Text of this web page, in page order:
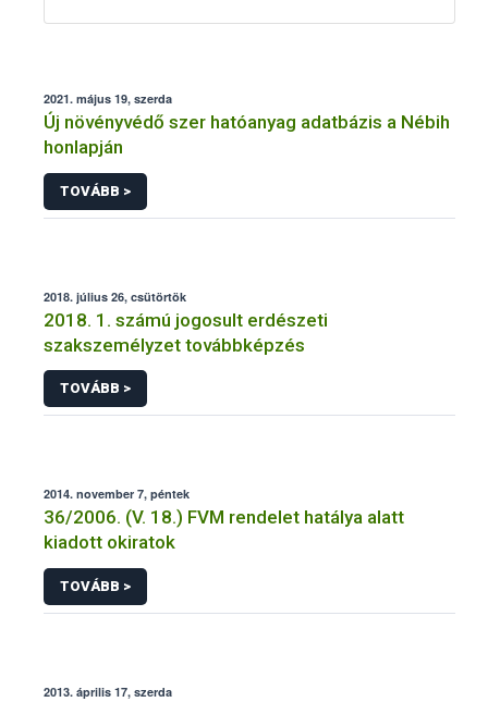
2021. május 19, szerda
Új növényvédő szer hatóanyag adatbázis a Nébih
honlapján
TOVÁBB >
2018. július 26, csütörtök
2018. 1. számú jogosult erdészeti
szakszemélyzet továbbképzés
TOVÁBB >
2014. november 7, péntek
36/2006. (V. 18.) FVM rendelet hatálya alatt
kiadott okiratok
TOVÁBB >
2013. április 17, szerda